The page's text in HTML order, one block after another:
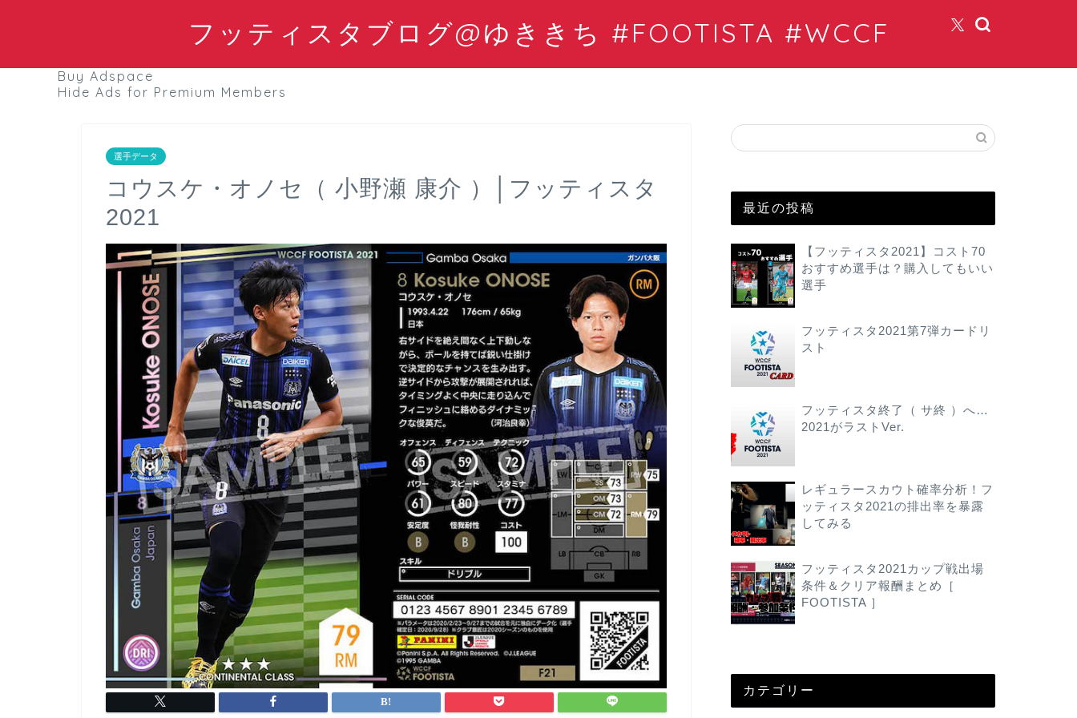
フッティスタブログ@ゆききち #FOOTISTA #WCCF
Buy Adspace
Hide Ads for Premium Members
選手データ
コウスケ・オノセ（ 小野瀬 康介 ）│フッティスタ
2021
最近の投稿
【フッティスタ2021】コスト70
おすすめ選手は？購入してもいい
選手
フッティスタ2021第7弾カードリ
スト
フッティスタ終了（ サ終 ）へ…
2021がラストVer.
レギュラースカウト確率分析！フ
ッティスタ2021の排出率を暴露
してみる
フッティスタ2021カップ戦出場
条件＆クリア報酬まとめ［
FOOTISTA ］
カテゴリー